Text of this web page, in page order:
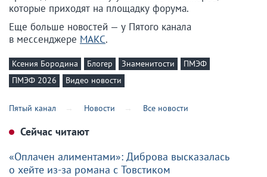
которые приходят на площадку форума.
Еще больше новостей — у Пятого канала
в мессенджере МАКС.
Ксения Бородина Блогер Знаменитости
ПМЭФ
ПМЭФ 2026
Видео новости
Пятый канал Новости Все новости
Сейчас читают
«Оплачен алиментами»: Диброва высказалась
о хейте из-за романа с Товстиком